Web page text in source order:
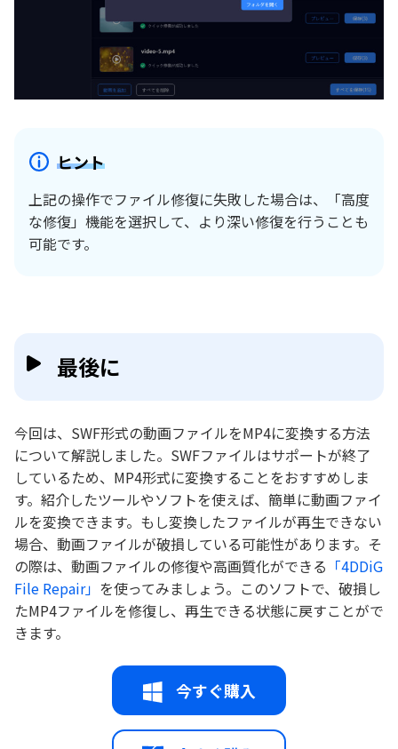
ヒント
上記の操作でファイル修復に失敗した場合は、「高度
な修復」機能を選択して、より深い修復を行うことも
可能です。
最後に
今回は、SWF形式の動画ファイルをMP4に変換する方法
について解説しました。SWFファイルはサポートが終了
しているため、MP4形式に変換することをおすすめしま
す。紹介したツールやソフトを使えば、簡単に動画ファイ
ルを変換できます。もし変換したファイルが再生できない
場合、動画ファイルが破損している可能性があります。そ
の際は、動画ファイルの修復や高画質化ができる 「4DDiG
File Repair」 を使ってみましょう。このソフトで、破損し
たMP4ファイルを修復し、再生できる状態に戻すことがで
きます。
今すぐ購入